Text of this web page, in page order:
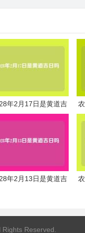
年2月17日是黄道吉
日吗
年2月13日是黄道吉
Rights Reserved.